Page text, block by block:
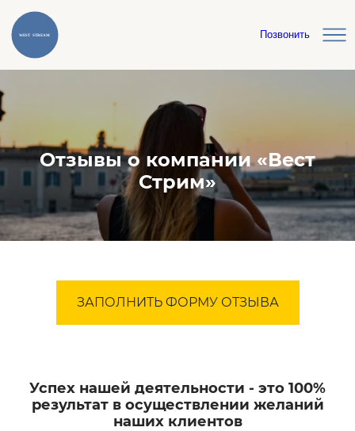
Позвонить
Отзывы о компании «Вест
Стрим»
ЗАПОЛНИТЬ ФОРМУ ОТЗЫВА
Успех нашей деятельности - это 100%
результат в осуществлении желаний
наших клиентов